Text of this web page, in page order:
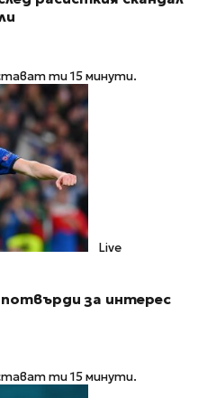
ти 15 минути.
Live
за интерес
ти 15 минути.